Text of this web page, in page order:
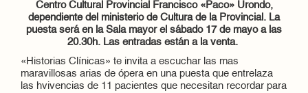
Centro Cultural Provincial Francisco «Paco» Urondo,
dependiente del ministerio de Cultura de la Provincial. La
puesta será en la Sala mayor el sábado 17 de mayo a las
20.30h. Las entradas están a la venta.
«Historias Clínicas» te invita a escuchar las mas
maravillosas arias de ópera en una puesta que entrelaza
las hvivencias de 11 pacientes que necesitan recordar para